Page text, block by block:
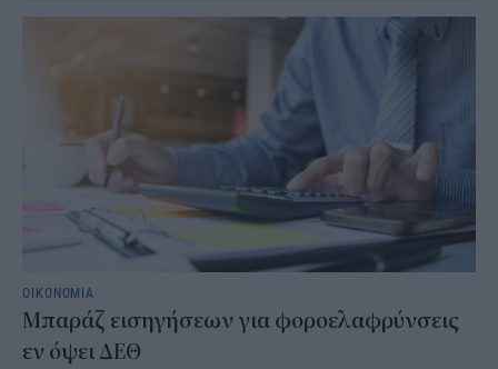
ΟΙΚΟΝΟΜΙΑ
Μπαράζ εισηγήσεων για φοροελαφρύνσεις
εν όψει ΔΕΘ